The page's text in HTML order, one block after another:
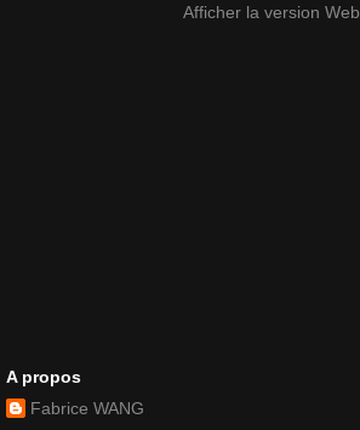
Afficher la version Web
A propos
Fabrice WANG